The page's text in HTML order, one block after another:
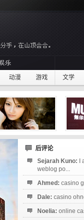
动漫 游戏 文学
后评论
Sejarah Kuno:
weblog po...
Ahmed: casino
Dale: casino
Noelia: online